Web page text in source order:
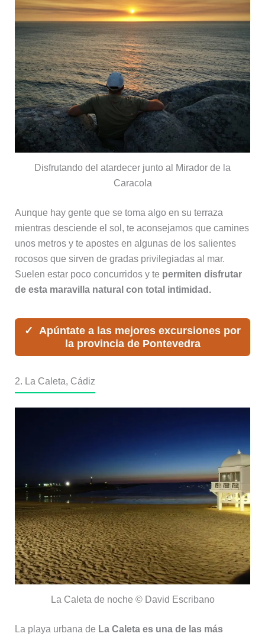
Disfrutando del atardecer junto al Mirador de la
Caracola
Aunque hay gente que se toma algo en su terraza
mientras desciende el sol, te aconsejamos que camines
unos metros y te apostes en algunas de los salientes
rocosos que sirven de gradas privilegiadas al mar.
Suelen estar poco concurridos y te permiten disfrutar
de esta maravilla natural con total intimidad.
Apúntate a las mejores excursiones por
la provincia de Pontevedra
2. La Caleta, Cádiz
La Caleta de noche © David Escribano
La playa urbana de La Caleta es una de las más